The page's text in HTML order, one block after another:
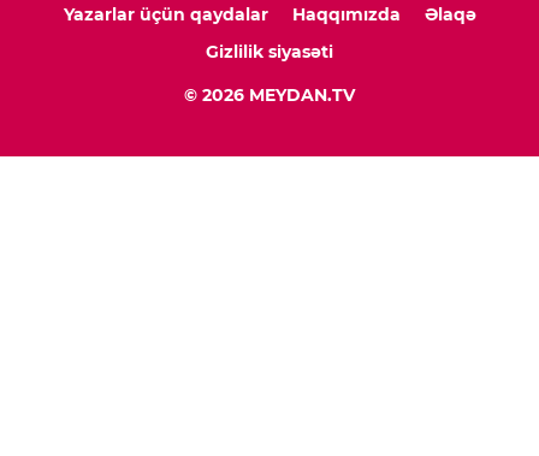
Yazarlar üçün qaydalar
Haqqımızda
Əlaqə
Gizlilik siyasəti
© 2026 MEYDAN.TV